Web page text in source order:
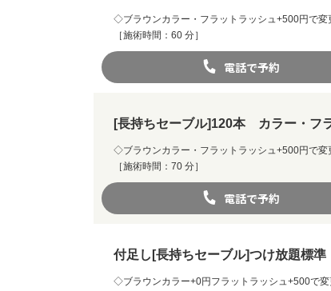
◇ブラウンカラー・フラットラッシュ+500円で
［施術時間：60 分］
電話で予約
[長持ちセーブル]120本 カラー・フ
◇ブラウンカラー・フラットラッシュ+500円で
［施術時間：70 分］
電話で予約
付足し[長持ちセーブル]つけ放題標
◇ブラウンカラー+0円フラットラッシュ+500で